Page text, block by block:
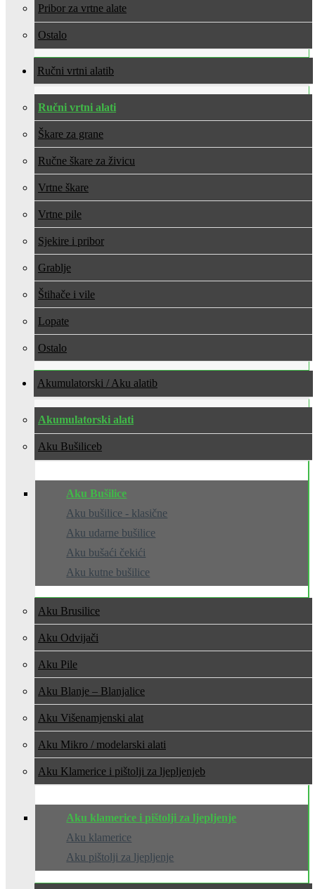
Pribor za vrtne alate
Ostalo
Ručni vrtni alati
Ručni vrtni alati
Škare za grane
Ručne škare za živicu
Vrtne škare
Vrtne pile
Sjekire i pribor
Grablje
Štihače i vile
Lopate
Ostalo
Akumulatorski / Aku alati
Akumulatorski alati
Aku Bušilice
Aku Bušilice
Aku bušilice - klasične
Aku udarne bušilice
Aku bušaći čekići
Aku kutne bušilice
Aku Brusilice
Aku Odvijači
Aku Pile
Aku Blanje – Blanjalice
Aku Višenamjenski alat
Aku Mikro / modelarski alati
Aku Klamerice i pištolji za ljepljenje
Aku klamerice i pištolji za ljepljenje
Aku klamerice
Aku pištolji za ljepljenje